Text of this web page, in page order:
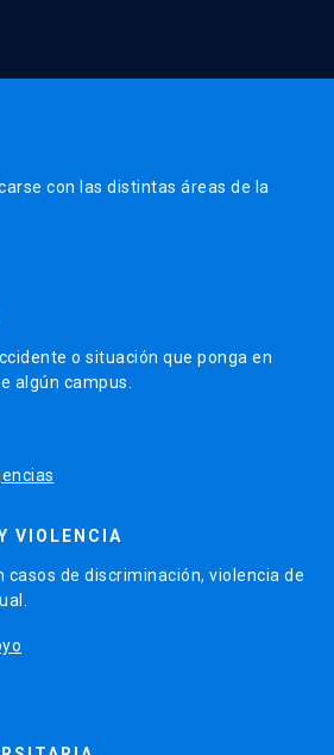
con las distintas áreas de la
o situación que ponga en
algún campus.
VIOLENCIA
casos de discriminación, violencia de